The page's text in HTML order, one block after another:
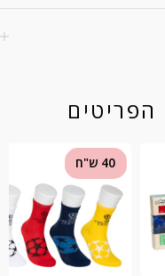
40 ש"ח